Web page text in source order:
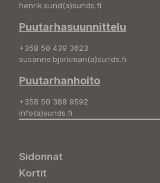
henrik.sund(a)sunds.fi
Puutarhasuunnittelu
+358 50 439 3623
susanne.bjorkman(a)sunds.fi
Puutarhanhoito
+358 50 388 9592
info(a)sunds.fi
Sidonnat
Kortit